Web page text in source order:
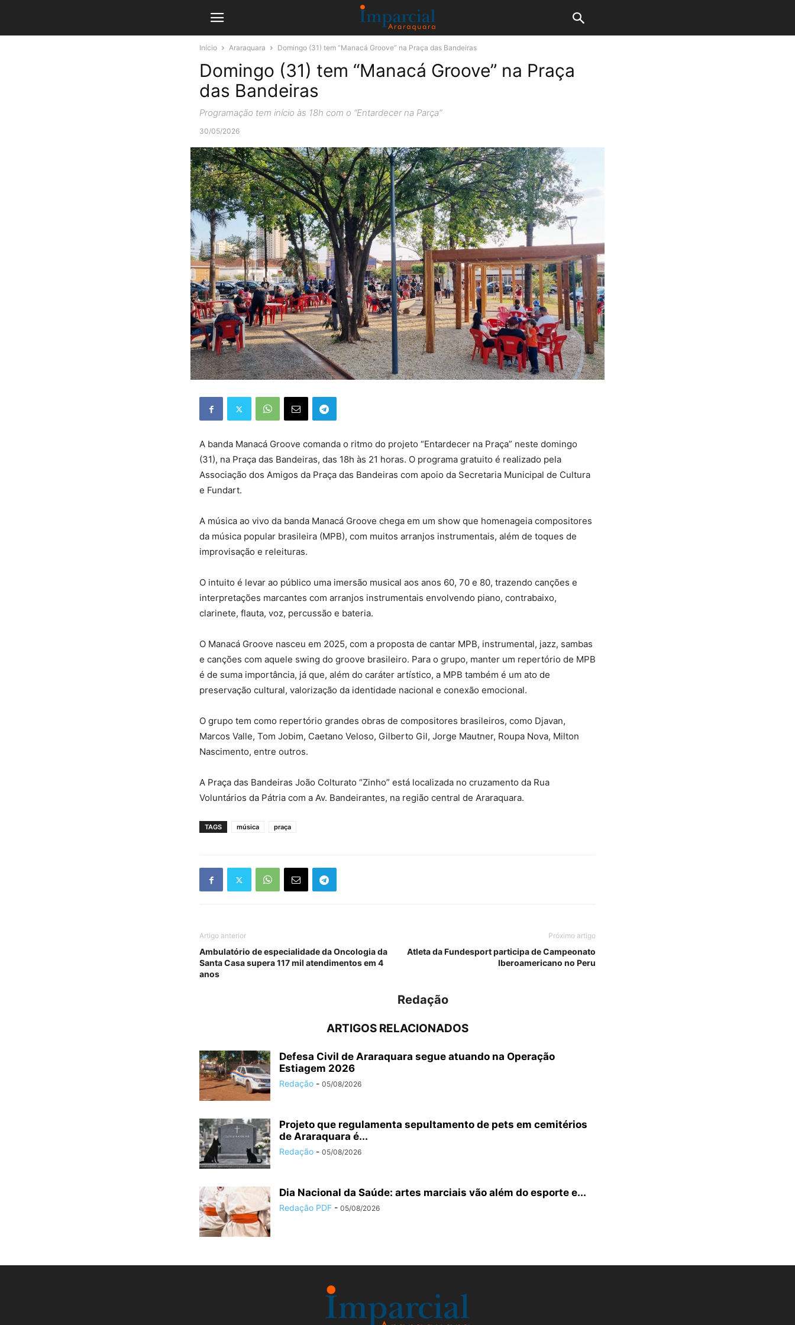
Início Araraquara Domingo (31) tem “Manacá Groove” na Praça das Bandeiras
Domingo (31) tem “Manacá Groove” na Praça
das Bandeiras
Programação tem início às 18h com o “Entardecer na Parça”
30/05/2026
A banda Manacá Groove comanda o ritmo do projeto “Entardecer na Praça” neste domingo
(31), na Praça das Bandeiras, das 18h às 21 horas. O programa gratuito é realizado pela
Associação dos Amigos da Praça das Bandeiras com apoio da Secretaria Municipal de Cultura
e Fundart.
A música ao vivo da banda Manacá Groove chega em um show que homenageia compositores
da música popular brasileira (MPB), com muitos arranjos instrumentais, além de toques de
improvisação e releituras.
O intuito é levar ao público uma imersão musical aos anos 60, 70 e 80, trazendo canções e
interpretações marcantes com arranjos instrumentais envolvendo piano, contrabaixo,
clarinete, flauta, voz, percussão e bateria.
O Manacá Groove nasceu em 2025, com a proposta de cantar MPB, instrumental, jazz, sambas
e canções com aquele swing do groove brasileiro. Para o grupo, manter um repertório de MPB
é de suma importância, já que, além do caráter artístico, a MPB também é um ato de
preservação cultural, valorização da identidade nacional e conexão emocional.
O grupo tem como repertório grandes obras de compositores brasileiros, como Djavan,
Marcos Valle, Tom Jobim, Caetano Veloso, Gilberto Gil, Jorge Mautner, Roupa Nova, Milton
Nascimento, entre outros.
A Praça das Bandeiras João Colturato “Zinho” está localizada no cruzamento da Rua
Voluntários da Pátria com a Av. Bandeirantes, na região central de Araraquara.
TAGS música praça
Artigo anterior
Ambulatório de especialidade da Oncologia da
Santa Casa supera 117 mil atendimentos em 4
anos
Próximo artigo
Atleta da Fundesport participa de Campeonato
Iberoamericano no Peru
Redação
ARTIGOS RELACIONADOS
Defesa Civil de Araraquara segue atuando na Operação
Estiagem 2026
Redação - 05/08/2026
Projeto que regulamenta sepultamento de pets em cemitérios
de Araraquara é...
Redação - 05/08/2026
Dia Nacional da Saúde: artes marciais vão além do esporte e...
Redação PDF - 05/08/2026